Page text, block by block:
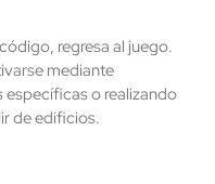
regresa al juego.
mediante
o realizando
de edificios.